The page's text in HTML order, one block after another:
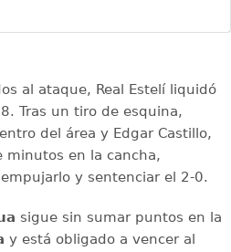
al ataque, Real Estelí liquidó
Tras un tiro de esquina,
del área y Edgar Castillo,
minutos en la cancha,
y sentenciar el 2-0.
sigue sin sumar puntos en la
y está obligado a vencer al